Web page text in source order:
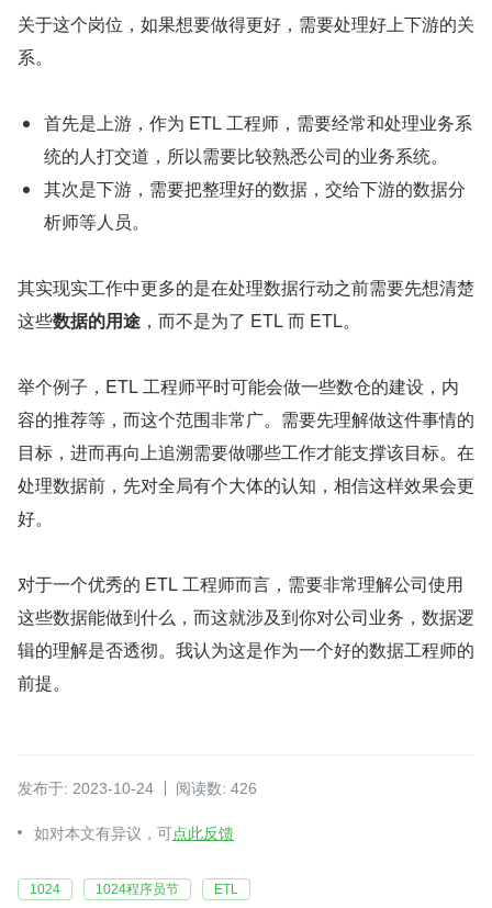
关于这个岗位，如果想要做得更好，需要处理好上下游的关
系。
首先是上游，作为 ETL 工程师，需要经常和处理业务系
统的人打交道，所以需要比较熟悉公司的业务系统。
其次是下游，需要把整理好的数据，交给下游的数据分
析师等人员。
其实现实工作中更多的是在处理数据行动之前需要先想清楚
这些数据的用途 ，而不是为了 ETL 而 ETL。
举个例子，ETL 工程师平时可能会做一些数仓的建设，内
容的推荐等，而这个范围非常广。需要先理解做这件事情的
目标，进而再向上追溯需要做哪些工作才能支撑该目标。在
处理数据前，先对全局有个大体的认知，相信这样效果会更
好。
对于一个优秀的 ETL 工程师而言，需要非常理解公司使用
这些数据能做到什么，而这就涉及到你对公司业务，数据逻
辑的理解是否透彻。我认为这是作为一个好的数据工程师的
前提。
发布于: 2023-10-24 阅读数: 426
如对本文有异议，可点此反馈
1024 1024程序员节 ETL